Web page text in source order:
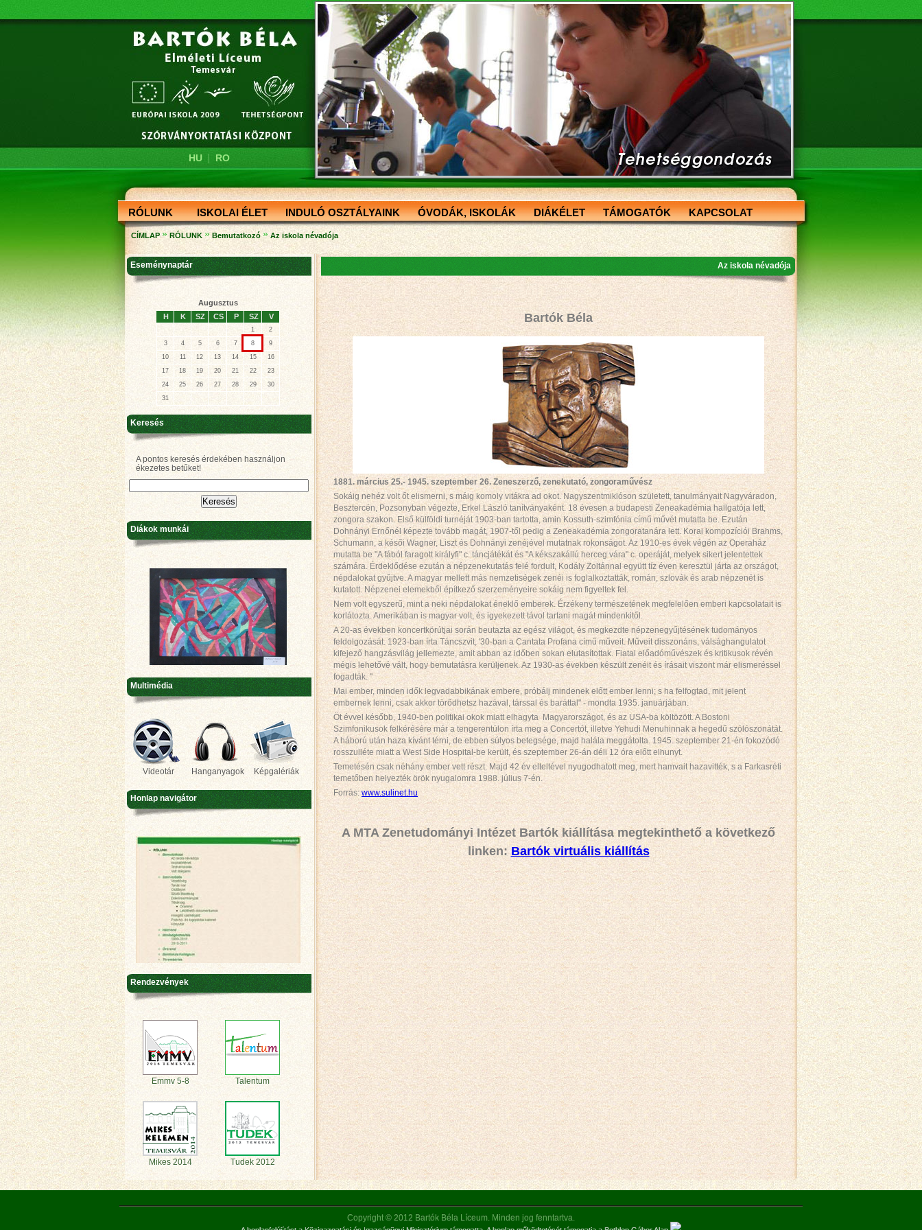
HU| RO
RÓLUNK ISKOLAI ÉLET INDULÓ OSZTÁLYAINK ÓVODÁK, ISKOLÁK DIÁKÉLET TÁMOGATÓK KAPCSOLAT
CÍMLAP » RÓLUNK » Bemutatkozó » Az iskola névadója
Az iskola névadója
Bartók Béla
1881. március 25.- 1945. szeptember 26. Zeneszerző, zenekutató, zongoraművész
Sokáig nehéz volt őt elismerni, s máig komoly vitákra ad okot. Nagyszentmiklóson született, tanulmányait Nagyváradon,
Besztercén, Pozsonyban végezte, Erkel László tanítványaként. 18 évesen a budapesti Zeneakadémia hallgatója lett,
zongora szakon. Első külföldi turnéját 1903-ban tartotta, amin Kossuth-szimfónia című művét mutatta be. Ezután
Dohnányi Ernőnél képezte tovább magát, 1907-től pedig a Zeneakadémia zongoratanára lett. Korai kompozíciói Brahms,
Schumann, a késői Wagner, Liszt és Dohnányi zenéjével mutatnak rokonságot. Az 1910-es évek végén az Operaház
mutatta be "A fából faragott királyfi" c. táncjátékát és "A kékszakállú herceg vára" c. operáját, melyek sikert jelentettek
számára. Érdeklődése ezután a népzenekutatás felé fordult, Kodály Zoltánnal együtt tíz éven keresztül járta az országot,
népdalokat gyűjtve. A magyar mellett más nemzetiségek zenéi is foglalkoztatták, román, szlovák és arab népzenét is
kutatott. Népzenei elemekből építkező szerzeményeire sokáig nem figyeltek fel.
Nem volt egyszerű, mint a neki népdalokat éneklő emberek. Érzékeny természetének megfelelően emberi kapcsolatait is
korlátozta. Amerikában is magyar volt, és igyekezett távol tartani magát mindenkitől.
A 20-as években koncertkörútjai során beutazta az egész világot, és megkezdte népzenegyűjtésének tudományos
feldolgozását. 1923-ban írta Táncszvit, '30-ban a Cantata Profana című műveit. Műveit disszonáns, válsághangulatot
kifejező hangzásvilág jellemezte, amit abban az időben sokan elutasítottak. Fiatal előadóművészek és kritikusok révén
mégis lehetővé vált, hogy bemutatásra kerüljenek. Az 1930-as években készült zenéit és írásait viszont már elismeréssel
fogadták. "
Mai ember, minden idők legvadabbikának embere, próbálj mindenek előtt ember lenni; s ha felfogtad, mit jelent
embernek lenni, csak akkor törődhetsz hazával, társsal és baráttal" - mondta 1935. januárjában.
Öt évvel később, 1940-ben politikai okok miatt elhagyta Magyarországot, és az USA-ba költözött. A Bostoni
Szimfonikusok felkérésére már a tengerentúlon írta meg a Concertót, illetve Yehudi Menuhinnak a hegedű szólószonátát.
A háború után haza kívánt térni, de ebben súlyos betegsége, majd halála meggátolta. 1945. szeptember 21-én fokozódó
rosszulléte miatt a West Side Hospital-be került, és szeptember 26-án déli 12 óra előtt elhunyt.
Temetésén csak néhány ember vett részt. Majd 42 év elteltével nyugodhatott meg, mert hamvait hazavitték, s a Farkasréti
temetőben helyezték örök nyugalomra 1988. július 7-én.
Forrás: www.sulinet.hu
A MTA Zenetudományi Intézet Bartók kiállítása megtekinthető a következő
linken: Bartók virtuális kiállítás
Eseménynaptár
Augusztus
H
K SZ CS P SZ V
1
2
3
4 5 6 7 8
9
10
11 12 13 14 15
16
17
18 19 20 21 22
23
24
25 26 27 28 29
30
31
Keresés
A pontos keresés érdekében használjon
ékezetes betűket!
Diákok munkái
Multimédia
Videotár Hanganyagok Képgalériák
Honlap navigátor
Rendezvények
Emmv 5-8 Talentum
Mikes 2014 Tudek 2012
Copyright © 2012 Bartók Béla Líceum. Minden jog fenntartva.